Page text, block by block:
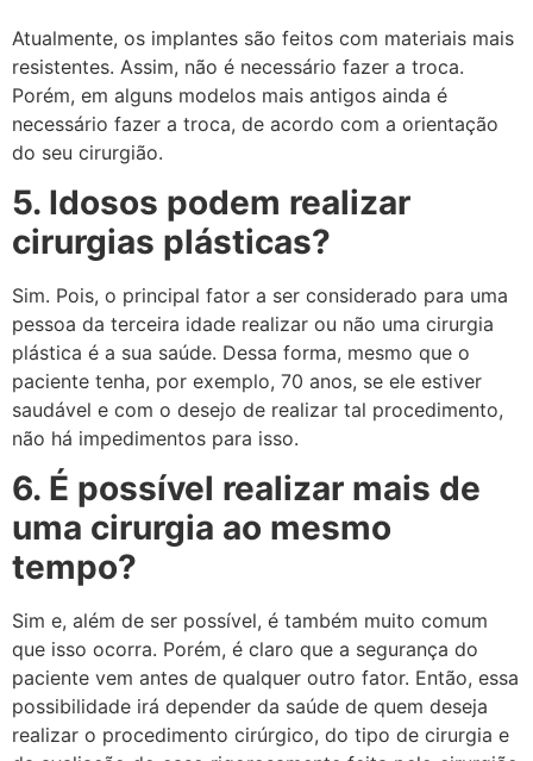
Atualmente, os implantes são feitos com materiais mais
resistentes. Assim, não é necessário fazer a troca.
Porém, em alguns modelos mais antigos ainda é
necessário fazer a troca, de acordo com a orientação
do seu cirurgião.
5. Idosos podem realizar
cirurgias plásticas?
Sim. Pois, o principal fator a ser considerado para uma
pessoa da terceira idade realizar ou não uma cirurgia
plástica é a sua saúde. Dessa forma, mesmo que o
paciente tenha, por exemplo, 70 anos, se ele estiver
saudável e com o desejo de realizar tal procedimento,
não há impedimentos para isso.
6. É possível realizar mais de
uma cirurgia ao mesmo
tempo?
Sim e, além de ser possível, é também muito comum
que isso ocorra. Porém, é claro que a segurança do
paciente vem antes de qualquer outro fator. Então, essa
possibilidade irá depender da saúde de quem deseja
realizar o procedimento cirúrgico, do tipo de cirurgia e